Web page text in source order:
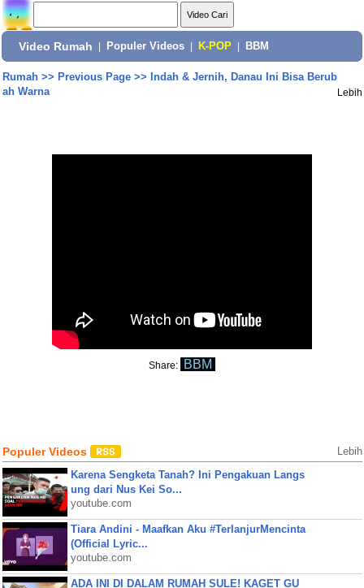
Video Rumah Populer Videos K-POP BBM
Rumah>> Previous Page>> Indah & Jernih, Danau Ini Bisa Berub
ah Warna
Lebih
Share: BBM
Populer Videos Lebih
Karena Sengketa Tanah? Ini Pengakuan Langs
ung dari Nus Kei So...
youtube.com
Tiara Andini - Maafkan Aku #TerlanjurMencinta
(Official Lyric...
youtube.com
ADA INI DI DALAM RUMAH SULE! KAGET GU